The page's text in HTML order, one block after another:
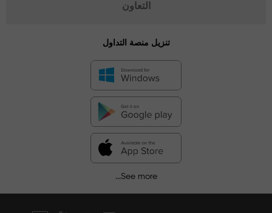
التعاون
تنزيل منصة التداول
See more...